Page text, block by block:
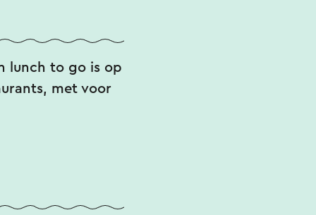
lunch to go is op
met voor